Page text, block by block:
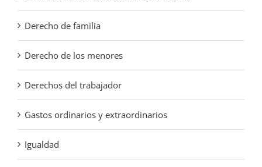
Derecho de familia
Derecho de los menores
Derechos del trabajador
Gastos ordinarios y extraordinarios
Igualdad